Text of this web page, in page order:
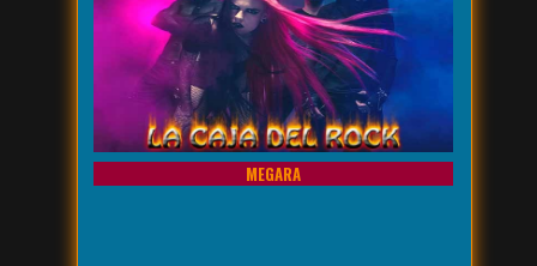
MEGARA